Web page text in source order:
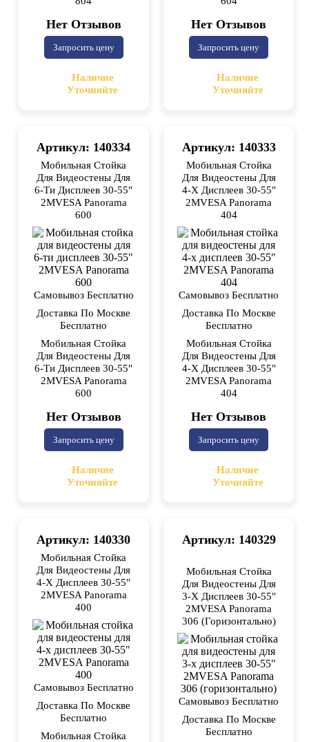
Нет Отзывов
Запросить цену
Наличие
Уточняйте
Нет Отзывов
Запросить цену
Наличие
Уточняйте
Артикул: 140334
Мобильная Стойка
Для Видеостены Для
6-Ти Дисплеев 30-55"
2MVESA Panorama
600
Самовывоз Бесплатно
Доставка По Москве
Бесплатно
Мобильная Стойка
Для Видеостены Для
6-Ти Дисплеев 30-55"
2MVESA Panorama
600
Нет Отзывов
Запросить цену
Наличие
Уточняйте
Артикул: 140333
Мобильная Стойка
Для Видеостены Для
4-X Дисплеев 30-55"
2MVESA Panorama
404
Самовывоз Бесплатно
Доставка По Москве
Бесплатно
Мобильная Стойка
Для Видеостены Для
4-X Дисплеев 30-55"
2MVESA Panorama
404
Нет Отзывов
Запросить цену
Наличие
Уточняйте
Артикул: 140330
Мобильная Стойка
Для Видеостены Для
4-X Дисплеев 30-55"
2MVESA Panorama
400
Самовывоз Бесплатно
Доставка По Москве
Бесплатно
Мобильная Стойка
Артикул: 140329
Мобильная Стойка
Для Видеостены Для
3-X Дисплеев 30-55"
2MVESA Panorama
306 (горизонтально)
Самовывоз Бесплатно
Доставка По Москве
Бесплатно